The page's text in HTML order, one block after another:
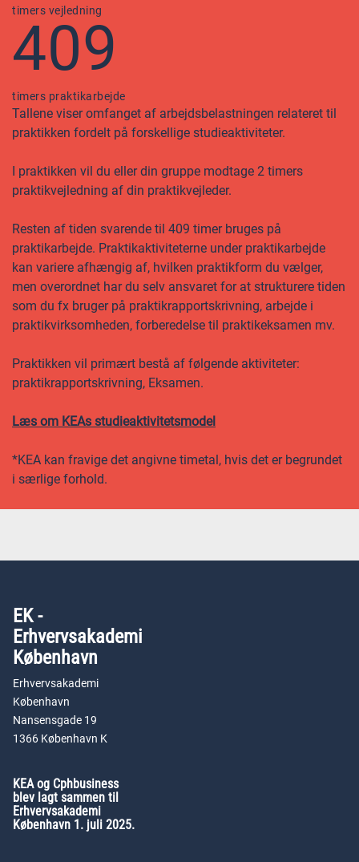
timers vejledning
409
timers praktikarbejde
Tallene viser omfanget af arbejdsbelastningen relateret til
praktikken fordelt på forskellige studieaktiviteter.
I praktikken vil du eller din gruppe modtage 2 timers
praktikvejledning af din praktikvejleder.
Resten af tiden svarende til 409 timer bruges på
praktikarbejde. Praktikaktiviteterne under praktikarbejde
kan variere afhængig af, hvilken praktikform du vælger,
men overordnet har du selv ansvaret for at strukturere tiden
som du fx bruger på praktikrapportskrivning, arbejde i
praktikvirksomheden, forberedelse til praktikeksamen mv.
Praktikken vil primært bestå af følgende aktiviteter:
praktikrapportskrivning, Eksamen.
Læs om KEAs studieaktivitetsmodel
*KEA kan fravige det angivne timetal, hvis det er begrundet
i særlige forhold.
EK -
Erhvervsakademi
København
Erhvervsakademi
København
Nansensgade 19
1366 København K
KEA og Cphbusiness
blev lagt sammen til
Erhvervsakademi
København 1. juli 2025.